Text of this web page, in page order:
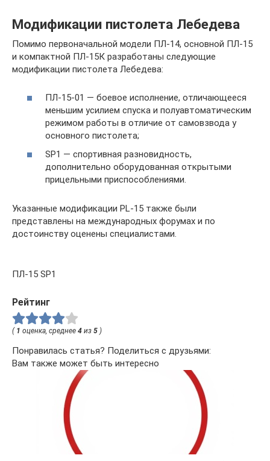
Модификации пистолета Лебедева
Помимо первоначальной модели ПЛ-14, основной ПЛ-15
и компактной ПЛ-15К разработаны следующие
модификации пистолета Лебедева:
ПЛ-15-01 — боевое исполнение, отличающееся
меньшим усилием спуска и полуавтоматическим
режимом работы в отличие от самовзвода у
основного пистолета;
SP1 — спортивная разновидность,
дополнительно оборудованная открытыми
прицельными приспособлениями.
Указанные модификации PL-15 также были
представлены на международных форумах и по
достоинству оценены специалистами.
ПЛ-15 SP1
Рейтинг
( 1 оценка, среднее 4 из 5 )
Понравилась статья? Поделиться с друзьями:
Вам также может быть интересно